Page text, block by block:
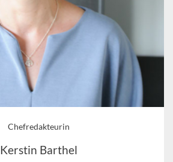
Chefredakteurin
Kerstin Barthel